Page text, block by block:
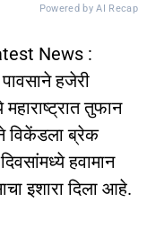
Powered by AI Recap
News :
हजेरी
तुफान
विकेंडला ब्रेक
हवामान
इशारा दिला आहे.